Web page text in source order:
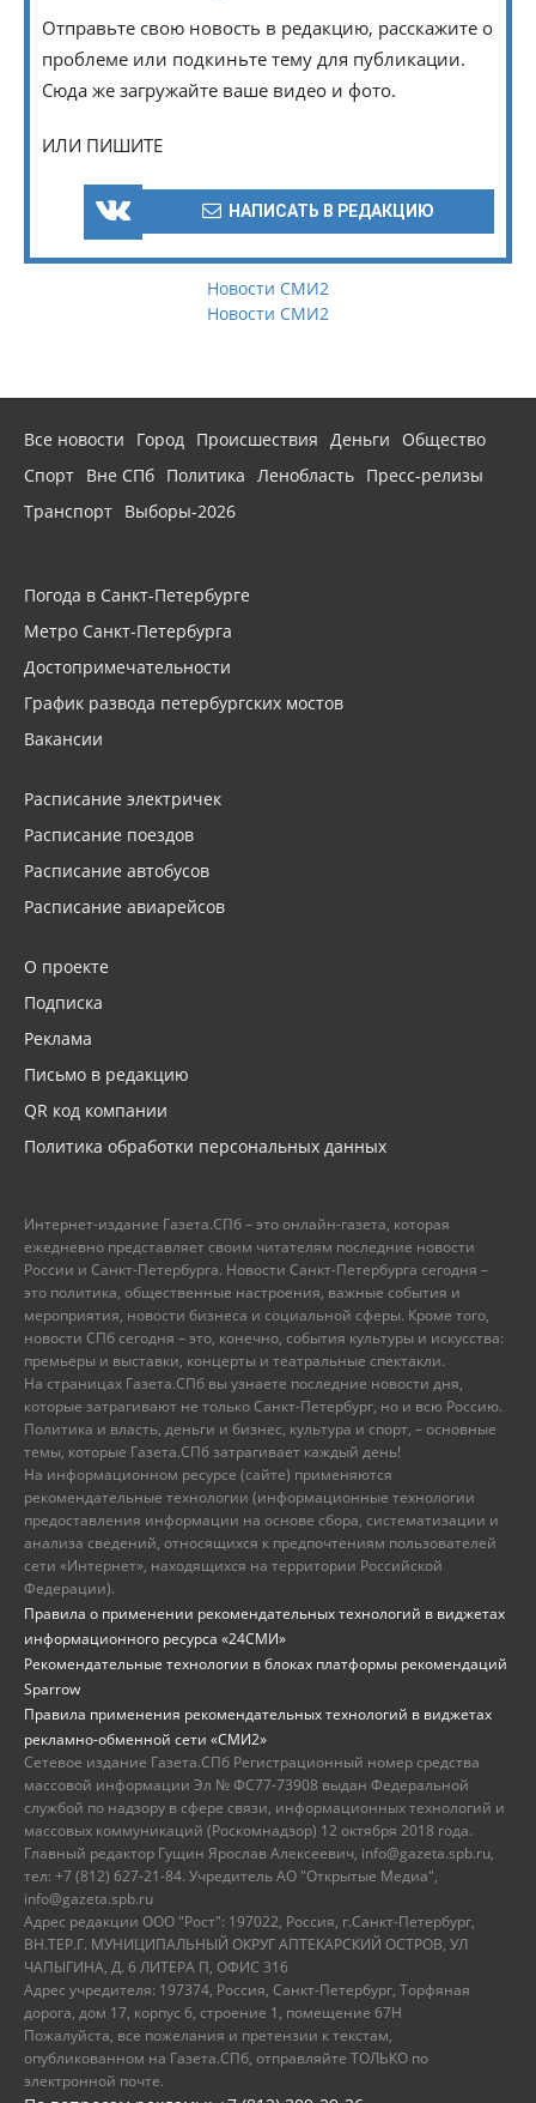
Отправьте свою новость в редакцию, расскажите о
проблеме или подкиньте тему для публикации.
Сюда же загружайте ваше видео и фото.
ИЛИ ПИШИТЕ
НАПИСАТЬ В РЕДАКЦИЮ
Новости СМИ2
Новости СМИ2
Все новости Город Происшествия Деньги
Общество
Спорт Вне СПб Политика Ленобласть Пресс-релизы
Транспорт Выборы-2026
Погода в Санкт-Петербурге
Метро Санкт-Петербурга
Достопримечательности
График развода петербургских мостов
Вакансии
Расписание электричек
Расписание поездов
Расписание автобусов
Расписание авиарейсов
О проекте
Подписка
Реклама
Письмо в редакцию
QR код компании
Политика обработки персональных данных
Интернет-издание Газета.СПб – это онлайн-газета, которая
ежедневно представляет своим читателям последние новости
России и Санкт-Петербурга. Новости Санкт-Петербурга сегодня –
это политика, общественные настроения, важные события и
мероприятия, новости бизнеса и социальной сферы. Кроме того,
новости СПб сегодня – это, конечно, события культуры и искусства:
премьеры и выставки, концерты и театральные спектакли.
На страницах Газета.СПб вы узнаете последние новости дня,
которые затрагивают не только Санкт-Петербург, но и всю Россию.
Политика и власть, деньги и бизнес, культура и спорт, – основные
темы, которые Газета.СПб затрагивает каждый день!
На информационном ресурсе (сайте) применяются
рекомендательные технологии (информационные технологии
предоставления информации на основе сбора, систематизации и
анализа сведений, относящихся к предпочтениям пользователей
сети «Интернет», находящихся на территории Российской
Федерации).
Правила о применении рекомендательных технологий в виджетах
информационного ресурса «24СМИ»
Рекомендательные технологии в блоках платформы рекомендаций
Sparrow
Правила применения рекомендательных технологий в виджетах
рекламно-обменной сети «СМИ2»
Сетевое издание Газета.СПб Регистрационный номер средства
массовой информации Эл № ФС77-73908 выдан Федеральной
службой по надзору в сфере связи, информационных технологий и
массовых коммуникаций (Роскомнадзор) 12 октября 2018 года.
Главный редактор Гущин Ярослав Алексеевич, info@gazeta.spb.ru,
тел: +7 (812) 627-21-84. Учредитель АО "Открытые Медиа",
info@gazeta.spb.ru
Адрес редакции ООО "Рост": 197022, Россия, г.Санкт-Петербург,
ВН.ТЕР.Г. МУНИЦИПАЛЬНЫЙ ОКРУГ АПТЕКАРСКИЙ ОСТРОВ, УЛ
ЧАПЫГИНА, Д. 6 ЛИТЕРА П, ОФИС 316
Адрес учредителя: 197374, Россия, Санкт-Петербург, Торфяная
дорога, дом 17, корпус 6, строение 1, помещение 67Н
Пожалуйста, все пожелания и претензии к текстам,
опубликованном на Газета.СПб, отправляйте ТОЛЬКО по
электронной почте.